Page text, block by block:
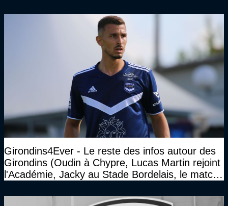
Girondins4Ever - Le reste des infos autour des
Girondins (Oudin à Chypre, Lucas Martin rejoint
l'Académie, Jacky au Stade Bordelais, le match